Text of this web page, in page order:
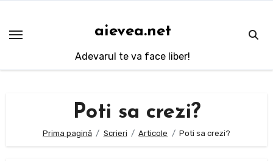
conținut
aievea.net
Adevarul te va face liber!
Poti sa crezi?
Prima pagină Scrieri Articole Poti sa crezi?